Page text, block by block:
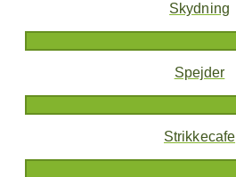
Skydning
Spejder
Strikkecafe